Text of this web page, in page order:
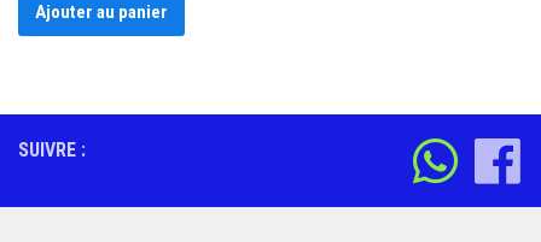
Ajouter au panier
SUIVRE :